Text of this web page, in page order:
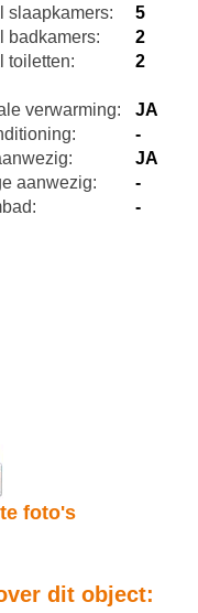
slaapkamers:
5
badkamers:
2
toiletten:
2
verwarming:
JA
-
JA
aanwezig:
-
-
foto's
dit object: